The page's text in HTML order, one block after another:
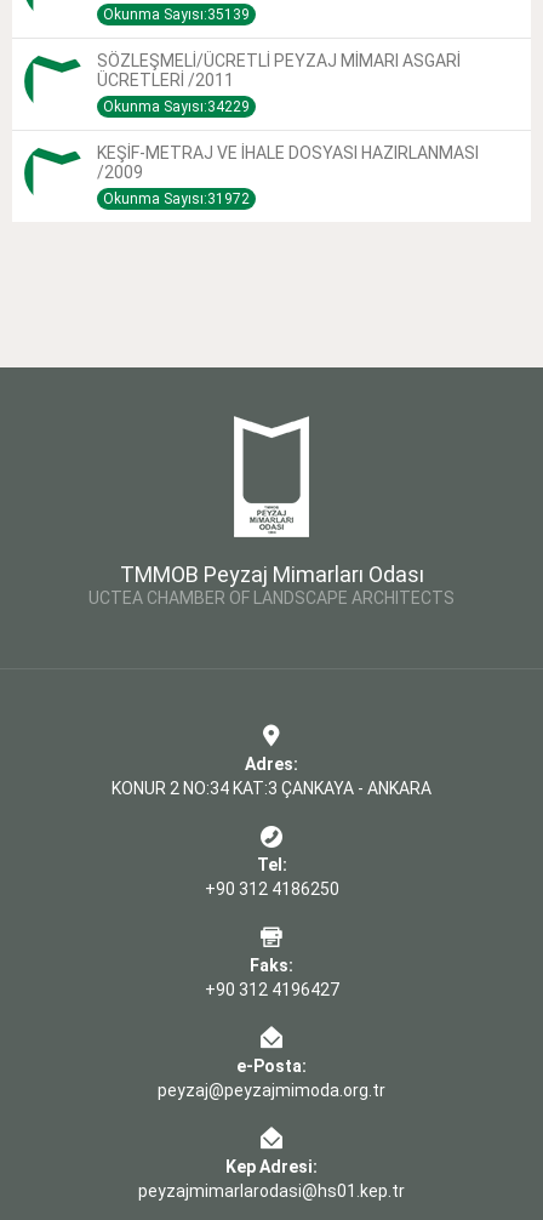
Okunma Sayısı:35139
SÖZLEŞMELİ/ÜCRETLİ PEYZAJ MİMARI ASGARİ
ÜCRETLERİ /2011
Okunma Sayısı:34229
KEŞİF-METRAJ VE İHALE DOSYASI HAZIRLANMASI
/2009
Okunma Sayısı:31972
TMMOB Peyzaj Mimarları Odası
UCTEA CHAMBER OF LANDSCAPE ARCHITECTS
Adres:
KONUR 2 NO:34 KAT:3 ÇANKAYA - ANKARA
Tel:
+90 312 4186250
Faks:
+90 312 4196427
e-Posta:
peyzaj@peyzajmimoda.org.tr
Kep Adresi:
peyzajmimarlarodasi@hs01.kep.tr